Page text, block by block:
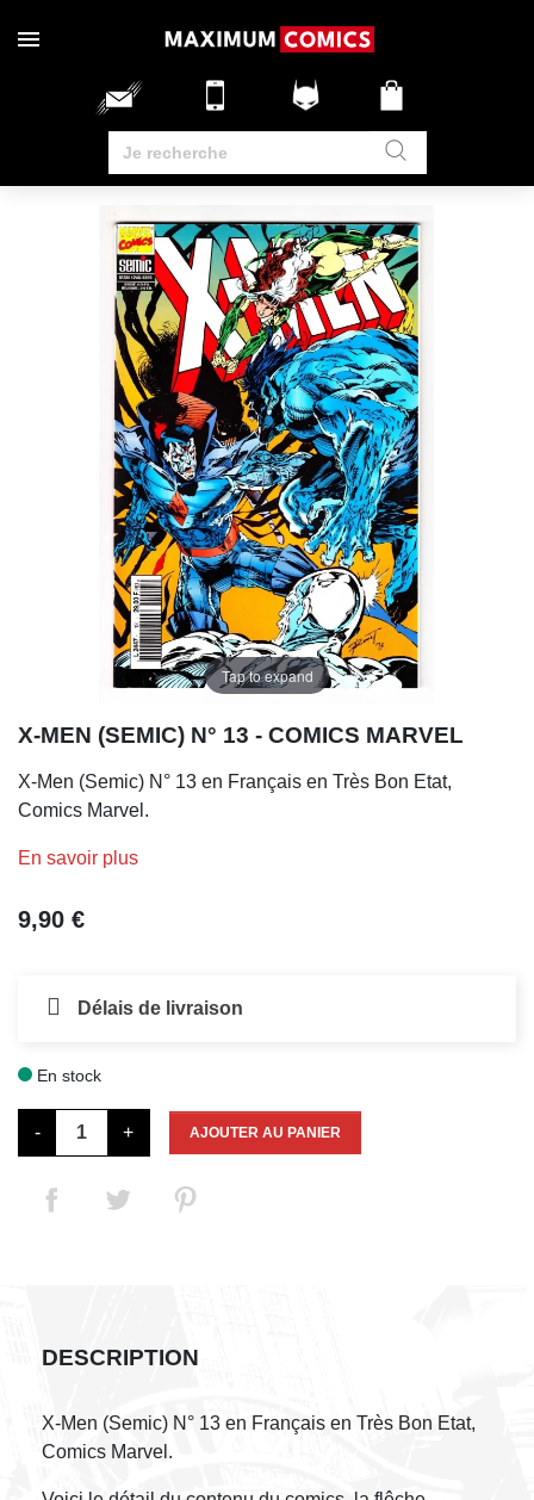
Tap to expand
X-MEN (SEMIC) N° 13 - COMICS MARVEL
X-Men (Semic) N° 13 en Français en Très Bon Etat,
Comics Marvel.
En savoir plus
9,90 €
Délais de livraison
En stock
- + AJOUTER AU PANIER
DESCRIPTION
X-Men (Semic) N° 13 en Français en Très Bon Etat,
Comics Marvel.